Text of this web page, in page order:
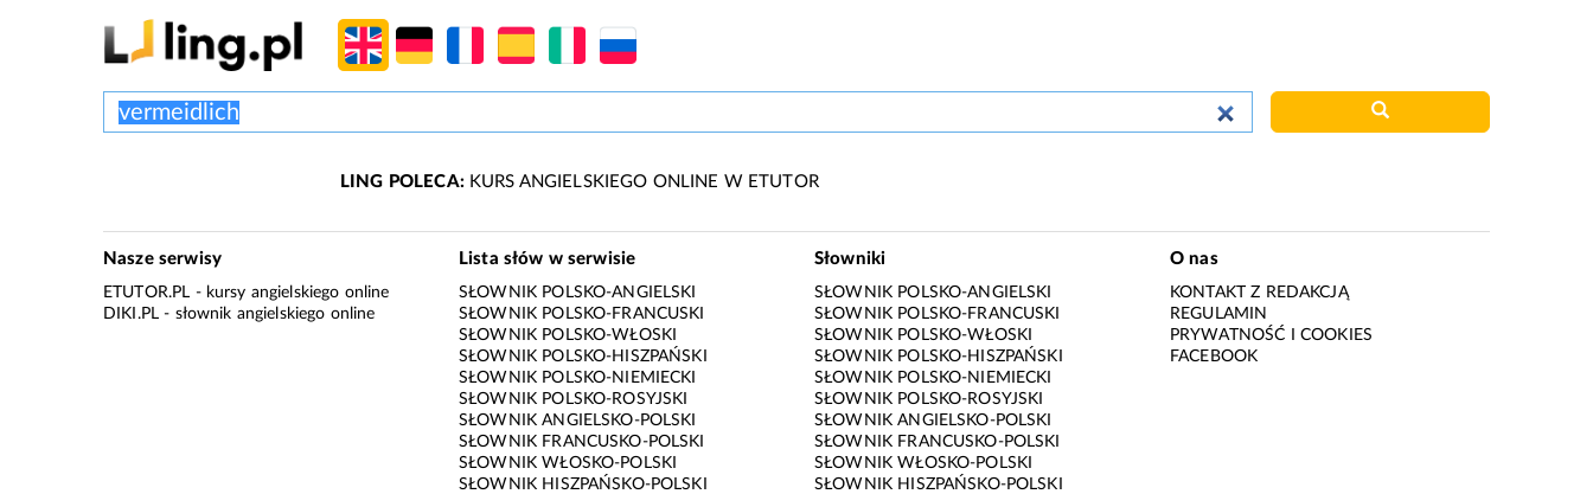
LING POLECA:KURS ANGIELSKIEGO ONLINE W ETUTOR
Nasze serwisy
ETUTOR.PL - kursy angielskiego online
DIKI.PL - słownik angielskiego online
Lista słów w serwisie
SŁOWNIK POLSKO-ANGIELSKI
SŁOWNIK POLSKO-FRANCUSKI
SŁOWNIK POLSKO-WŁOSKI
SŁOWNIK POLSKO-HISZPAŃSKI
SŁOWNIK POLSKO-NIEMIECKI
SŁOWNIK POLSKO-ROSYJSKI
SŁOWNIK ANGIELSKO-POLSKI
SŁOWNIK FRANCUSKO-POLSKI
SŁOWNIK WŁOSKO-POLSKI
SŁOWNIK HISZPAŃSKO-POLSKI
Słowniki
SŁOWNIK POLSKO-ANGIELSKI
SŁOWNIK POLSKO-FRANCUSKI
SŁOWNIK POLSKO-WŁOSKI
SŁOWNIK POLSKO-HISZPAŃSKI
SŁOWNIK POLSKO-NIEMIECKI
SŁOWNIK POLSKO-ROSYJSKI
SŁOWNIK ANGIELSKO-POLSKI
SŁOWNIK FRANCUSKO-POLSKI
SŁOWNIK WŁOSKO-POLSKI
SŁOWNIK HISZPAŃSKO-POLSKI
O nas
KONTAKT Z REDAKCJĄ
REGULAMIN
PRYWATNOŚĆ I COOKIES
FACEBOOK